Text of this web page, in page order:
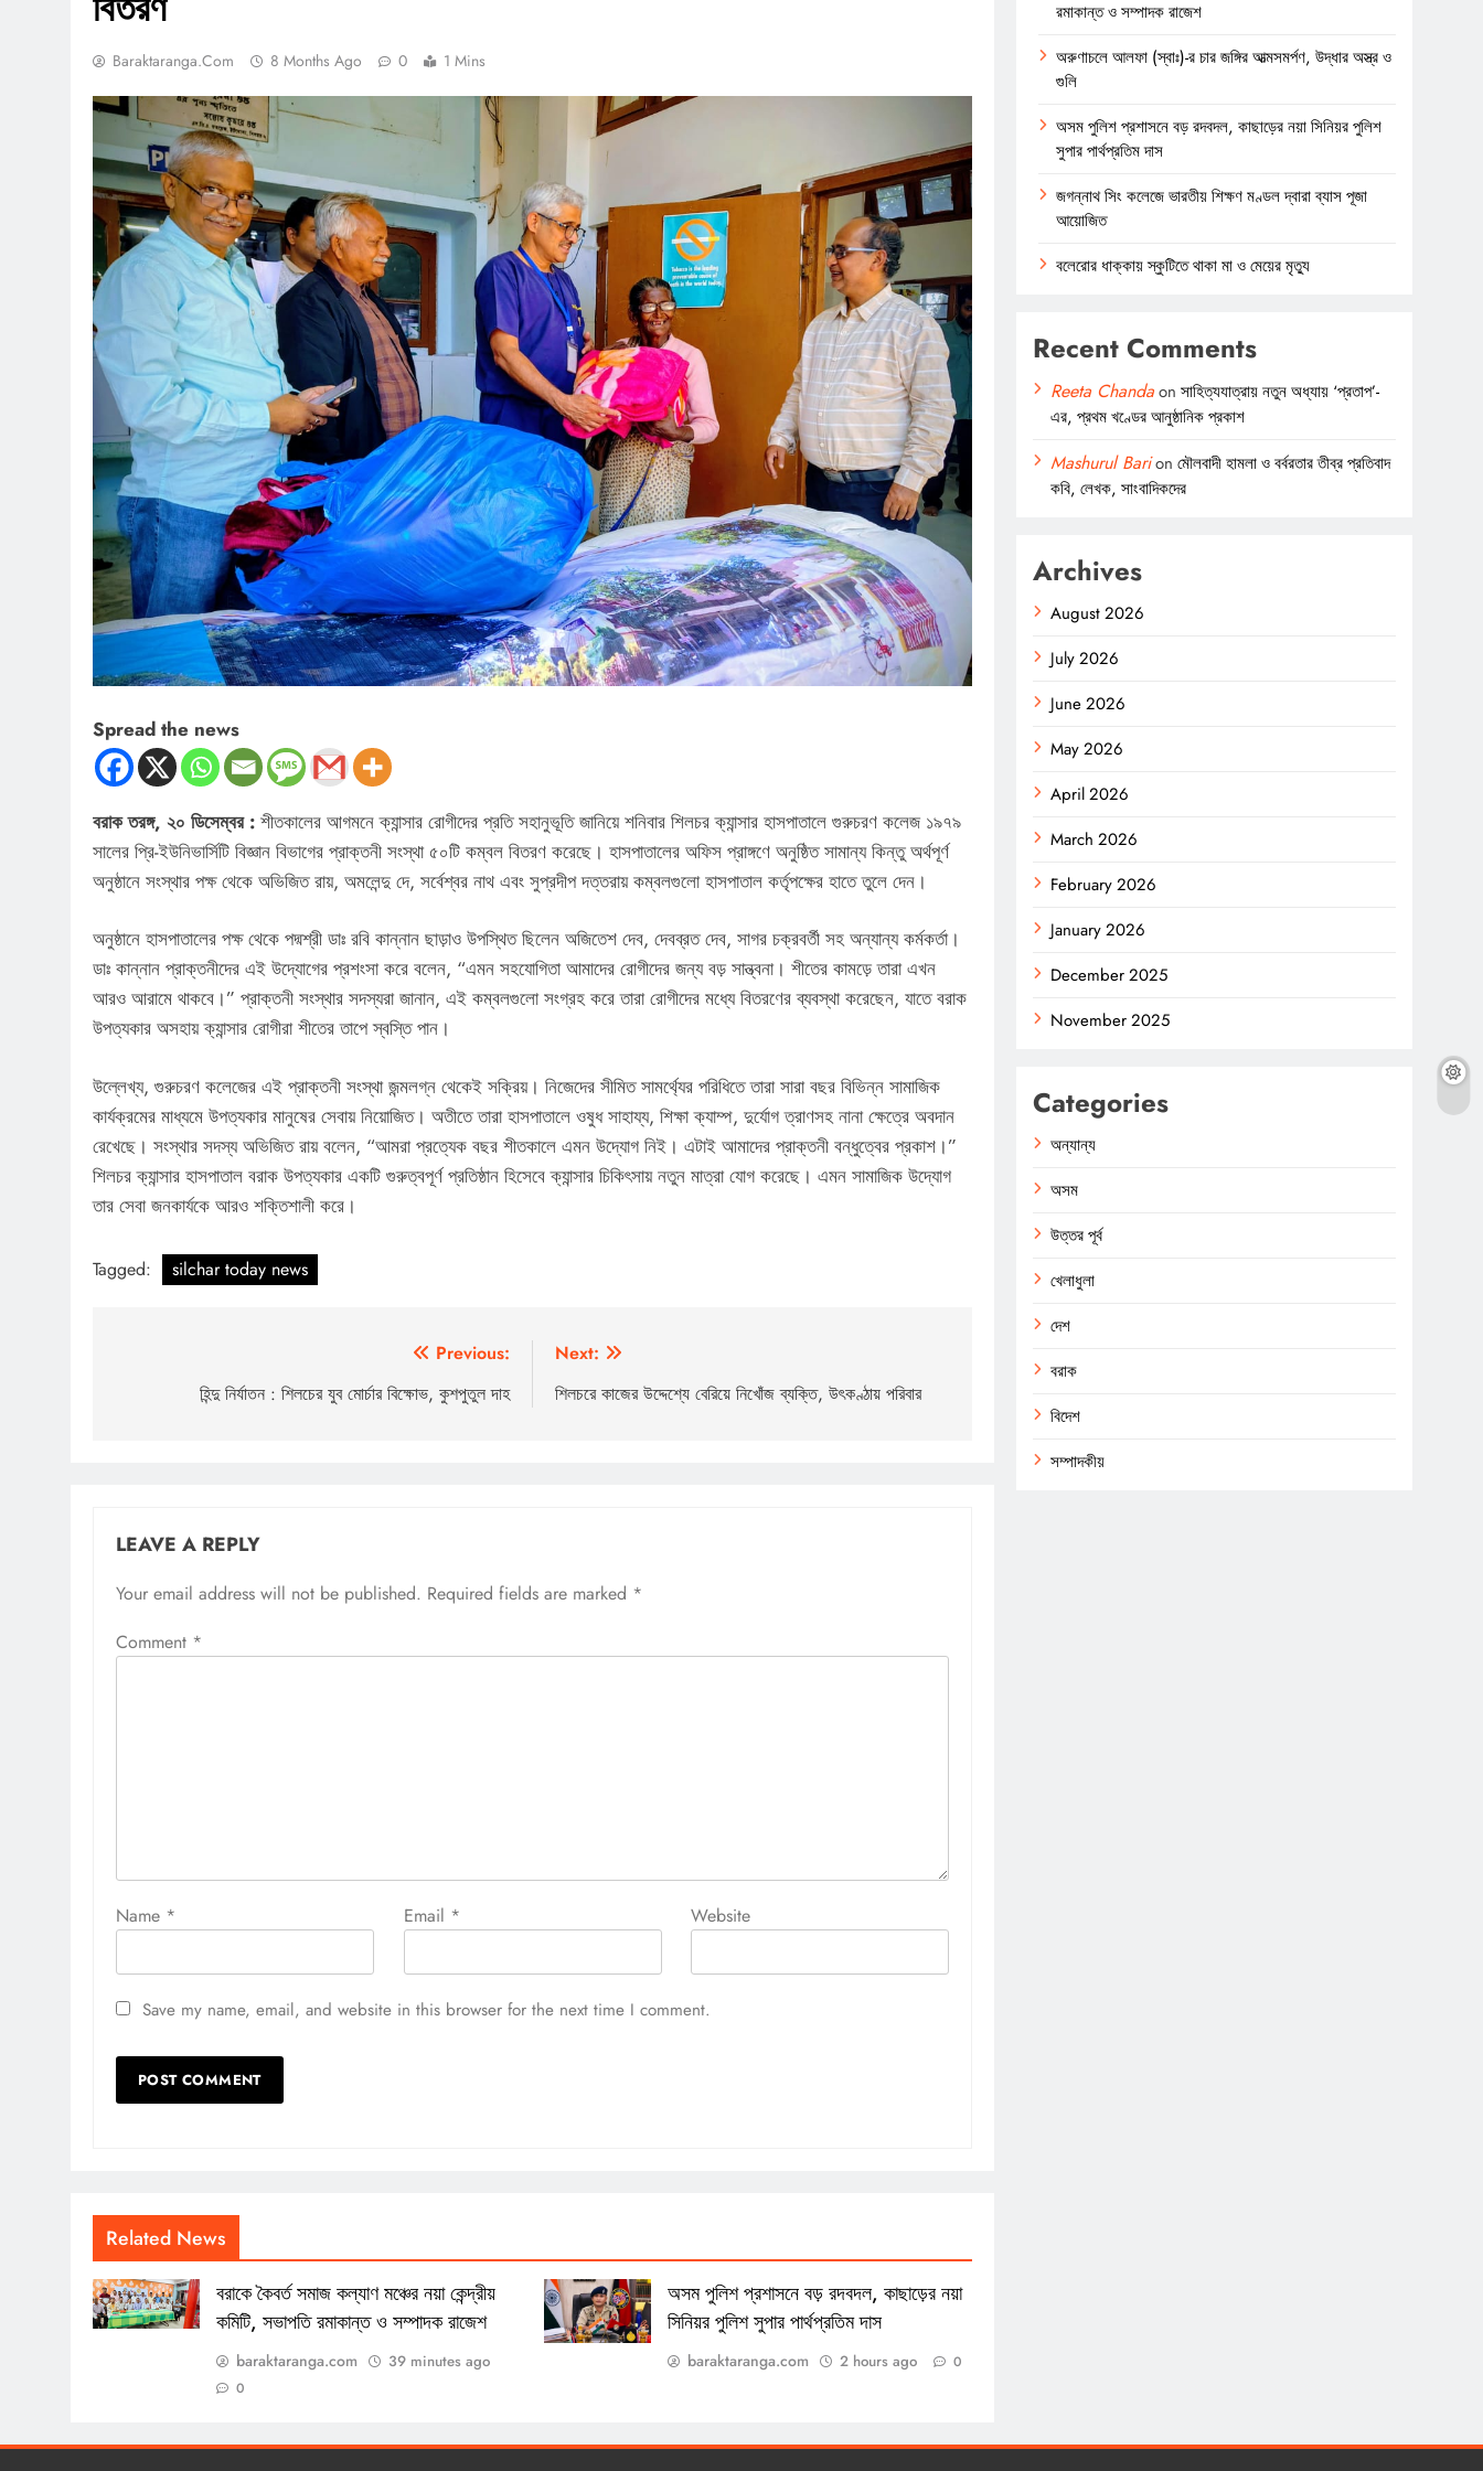
Baraktaranga.com 8 Months Ago 0 1 Mins
Spread the news
বরাক তরঙ্গ, ২০ ডিসেম্বর : শীতকালের আগমনে ক্যান্সার রোগীদের প্রতি সহানুভূতি জানিয়ে শনিবার শিলচর ক্যান্সার হাসপাতালে গুরুচরণ কলেজ ১৯৭৯
সালের প্রি-ইউনিভার্সিটি বিজ্ঞান বিভাগের প্রাক্তনী সংস্থা ৫০টি কম্বল বিতরণ করেছে। হাসপাতালের অফিস প্রাঙ্গণে অনুষ্ঠিত সামান্য কিন্তু অর্থপূর্ণ
অনুষ্ঠানে সংস্থার পক্ষ থেকে অভিজিত রায়, অমলেন্দু দে, সর্বেশ্বর নাথ এবং সুপ্রদীপ দত্তরায় কম্বলগুলো হাসপাতাল কর্তৃপক্ষের হাতে তুলে দেন।
অনুষ্ঠানে হাসপাতালের পক্ষ থেকে পদ্মশ্রী ডাঃ রবি কান্নান ছাড়াও উপস্থিত ছিলেন অজিতেশ দেব, দেবব্রত দেব, সাগর চক্রবর্তী সহ অন্যান্য কর্মকর্তা।
ডাঃ কান্নান প্রাক্তনীদের এই উদ্যোগের প্রশংসা করে বলেন, “এমন সহযোগিতা আমাদের রোগীদের জন্য বড় সান্ত্বনা। শীতের কামড়ে তারা এখন
আরও আরামে থাকবে।” প্রাক্তনী সংস্থার সদস্যরা জানান, এই কম্বলগুলো সংগ্রহ করে তারা রোগীদের মধ্যে বিতরণের ব্যবস্থা করেছেন, যাতে বরাক
উপত্যকার অসহায় ক্যান্সার রোগীরা শীতের তাপে স্বস্তি পান।
উল্লেখ্য, গুরুচরণ কলেজের এই প্রাক্তনী সংস্থা জন্মলগ্ন থেকেই সক্রিয়। নিজেদের সীমিত সামর্থ্যের পরিধিতে তারা সারা বছর বিভিন্ন সামাজিক
কার্যক্রমের মাধ্যমে উপত্যকার মানুষের সেবায় নিয়োজিত। অতীতে তারা হাসপাতালে ওষুধ সাহায্য, শিক্ষা ক্যাম্প, দুর্যোগ ত্রাণসহ নানা ক্ষেত্রে অবদান
রেখেছে। সংস্থার সদস্য অভিজিত রায় বলেন, “আমরা প্রত্যেক বছর শীতকালে এমন উদ্যোগ নিই। এটাই আমাদের প্রাক্তনী বন্ধুত্বের প্রকাশ।”
শিলচর ক্যান্সার হাসপাতাল বরাক উপত্যকার একটি গুরুত্বপূর্ণ প্রতিষ্ঠান হিসেবে ক্যান্সার চিকিৎসায় নতুন মাত্রা যোগ করেছে। এমন সামাজিক উদ্যোগ
তার সেবা জনকার্যকে আরও শক্তিশালী করে।
Tagged: silchar today news
navigation
Previous:
হিন্দু নির্যাতন : শিলচের যুব মোর্চার বিক্ষোভ, কুশপুতুল দাহ
Next:
শিলচরে কাজের উদ্দেশ্যে বেরিয়ে নিখোঁজ ব্যক্তি, উৎকণ্ঠায় পরিবার
LEAVE A REPLY
Your email address will not be published. Required fields are marked *
Comment *
Name * Email * Website
Save my name, email, and website in this browser for the next time I comment.
Related News
বরাকে কৈবর্ত সমাজ কল্যাণ মঞ্চের নয়া কেন্দ্রীয়
কমিটি, সভাপতি রমাকান্ত ও সম্পাদক রাজেশ
baraktaranga.com 39 minutes ago
0
অসম পুলিশ প্রশাসনে বড় রদবদল, কাছাড়ের নয়া
সিনিয়র পুলিশ সুপার পার্থপ্রতিম দাস
baraktaranga.com 2 hours ago 0
রমাকান্ত ও সম্পাদক রাজেশ
অরুণাচলে আলফা (স্বাঃ)-র চার জঙ্গির আত্মসমর্পণ, উদ্ধার অস্ত্র ও
গুলি
অসম পুলিশ প্রশাসনে বড় রদবদল, কাছাড়ের নয়া সিনিয়র পুলিশ
সুপার পার্থপ্রতিম দাস
জগন্নাথ সিং কলেজে ভারতীয় শিক্ষণ মণ্ডল দ্বারা ব্যাস পূজা
আয়োজিত
বলেরোর ধাক্কায় স্কুটিতে থাকা মা ও মেয়ের মৃত্যু
Recent Comments
Reeta Chandaonসাহিত্যযাত্রায় নতুন অধ্যায় ‘প্রতাপ’-
এর, প্রথম খণ্ডের আনুষ্ঠানিক প্রকাশ
Mashurul Barionমৌলবাদী হামলা ও বর্বরতার তীব্র প্রতিবাদ
কবি, লেখক, সাংবাদিকদের
Archives
August 2026
July 2026
June 2026
May 2026
April 2026
March 2026
February 2026
January 2026
December 2025
November 2025
Categories
অন্যান্য
অসম
উত্তর পূর্ব
খেলাধুলা
দেশ
বরাক
বিদেশ
সম্পাদকীয়